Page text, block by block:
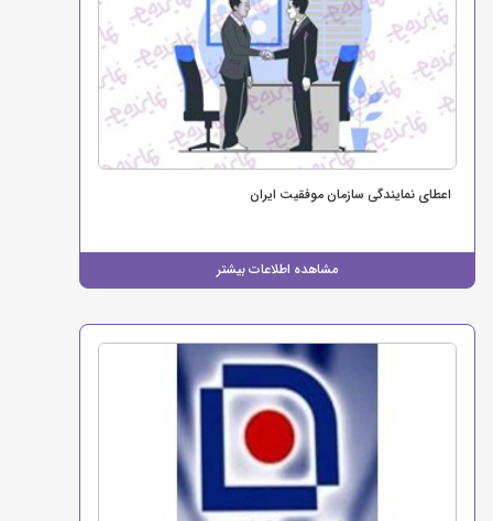
اعطای نمایندگی سازمان موفقیت ایران
مشاهده اطلاعات بیشتر